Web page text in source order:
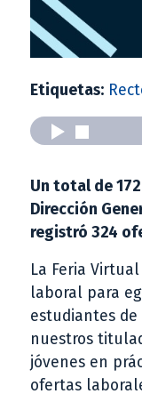
Etiquetas:
Un total de
Dirección
registró 324
La Feria
laboral para
estudiantes
nuestros
jóvenes en
ofertas